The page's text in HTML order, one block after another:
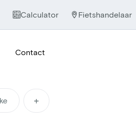
Calculator Fietshandelaar
Contact
+